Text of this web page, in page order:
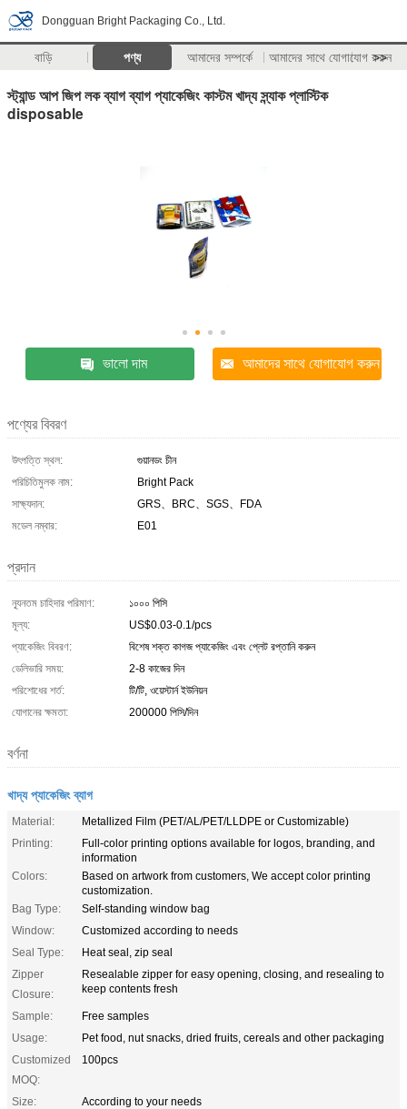
Dongguan Bright Packaging Co., Ltd.
বাড়ি পণ্য আমাদের সম্পর্কে আমাদের সাথে যোগাযোগ করুন
>>
স্ট্যান্ড আপ জিপ লক ব্যাগ ব্যাগ প্যাকেজিং কাস্টম খাদ্য স্ন্যাক প্লাস্টিক
disposable
ভালো দাম আমাদের সাথে যোগাযোগ করুন
পণ্যের বিবরণ
উৎপত্তি স্থল:
গুয়ানডং চীন
পরিচিতিমুলক নাম:
Bright Pack
সাক্ষ্যদান:
GRS、BRC、SGS、FDA
মডেল নম্বার:
E01
প্রদান
ন্যূনতম চাহিদার পরিমাণ:
১০০০ পিসি
মূল্য:
US$0.03-0.1/pcs
প্যাকেজিং বিবরণ:
বিশেষ শক্ত কাগজ প্যাকেজিং এবং প্লেট রপ্তানি করুন
ডেলিভারি সময়:
2-8 কাজের দিন
পরিশোধের শর্ত:
টি/টি, ওয়েস্টার্ন ইউনিয়ন
যোগানের ক্ষমতা:
200000 পিসি/দিন
বর্ণনা
খাদ্য প্যাকেজিং ব্যাগ
Material:
Metallized Film (PET/AL/PET/LLDPE or Customizable)
Printing:
Full-color printing options available for logos, branding, and
information
Colors:
Based on artwork from customers, We accept color printing
customization.
Bag Type:
Self-standing window bag
Window:
Customized according to needs
Seal Type:
Heat seal, zip seal
Zipper
Closure:
Resealable zipper for easy opening, closing, and resealing to
keep contents fresh
Sample:
Free samples
Usage:
Pet food, nut snacks, dried fruits, cereals and other packaging
Customized
MOQ:
100pcs
Size:
According to your needs